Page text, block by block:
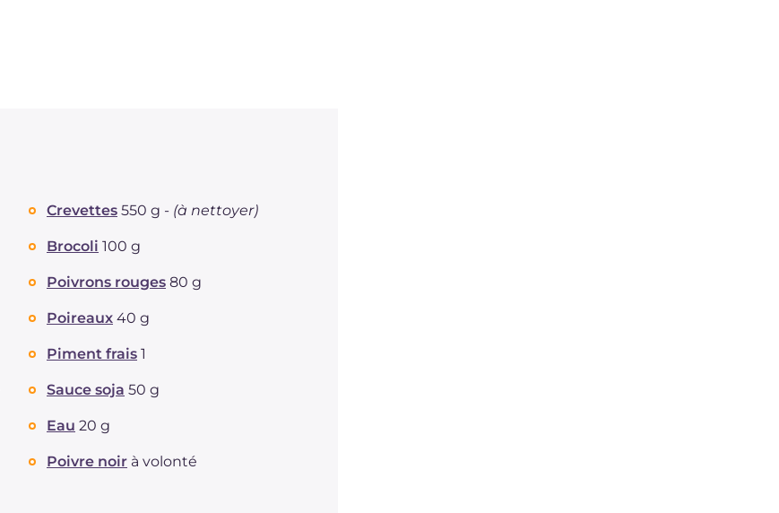
Crevettes 550 g - (à nettoyer)
Brocoli 100 g
Poivrons rouges 80 g
Poireaux 40 g
Piment frais 1
Sauce soja 50 g
Eau 20 g
Poivre noir à volonté